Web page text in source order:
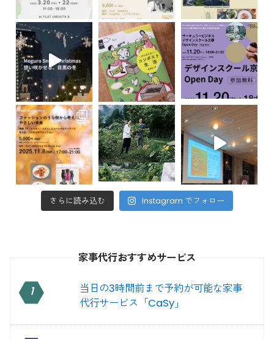
さらに読み込む Instagram でフォロー
家事代行おすすめサービス
1
当日の3時間前まで予約が可能な家事
代行サービス「CaSy」